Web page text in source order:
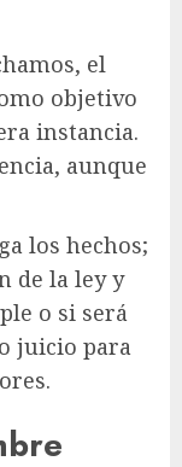
el
objetivo
instancia.
aunque
los hechos;
de la ley y
o si será
juicio para